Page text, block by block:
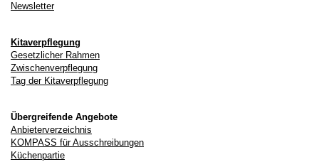
Newsletter
Kitaverpflegung
Gesetzlicher Rahmen
Zwischenverpflegung
Tag der Kitaverpflegung
Übergreifende Angebote
Anbieterverzeichnis
KOMPASS für Ausschreibungen
Küchenpartie